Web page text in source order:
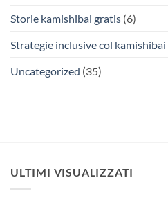
Storie kamishibai gratis (6)
Strategie inclusive col kamishibai
Uncategorized (35)
ULTIMI VISUALIZZATI